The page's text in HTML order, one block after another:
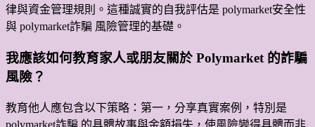
律與資金管理規則。這種誠實的自我評估是 polymarket安全性
與 polymarket詐騙 風險管理的基礎。
我應該如何教育家人或朋友關於 Polymarket 的詐騙
風險？
教育他人應包含以下策略：第一，分享真實案例，特別是
polymarket詐騙 的具體故事與金額損失，使風險變得具體而非